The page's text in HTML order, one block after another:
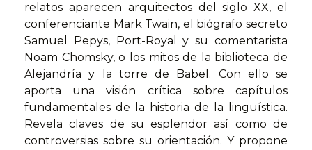
relatos aparecen arquitectos del siglo XX, el
conferenciante Mark Twain, el biógrafo secreto
Samuel Pepys, Port-Royal y su comentarista
Noam Chomsky, o los mitos de la biblioteca de
Alejandría y la torre de Babel. Con ello se
aporta una visión crítica sobre capítulos
fundamentales de la historia de la lingüística.
Revela claves de su esplendor así como de
controversias sobre su orientación. Y propone